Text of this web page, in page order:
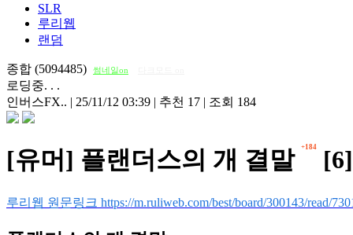
SLR
루리웹
랜덤
종합 (5094485) 썸네일on
로딩중. . .
인버스FX.. | 25/11/12 03:39 | 추천 17 | 조회 184
[유머] 플랜더스의 개 결말 +184 [6]
루리웹 원문링크 https://m.ruliweb.com/best/board/300143/read/